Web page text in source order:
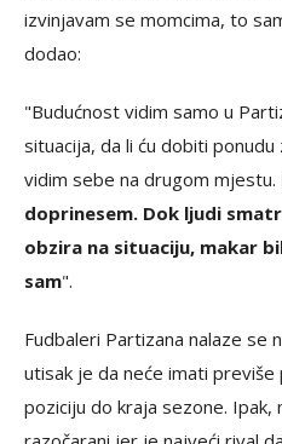
izvinjavam se momcima, to
dodao:
"Budućnost vidim samo u
situacija, da li ću dobiti
vidim sebe na drugom mjestu.
doprinesem. Dok ljudi
obzira na situaciju, makar
sam".
Fudbaleri Partizana nalaze se
utisak je da neće imati
poziciju do kraja sezone. Ipak,